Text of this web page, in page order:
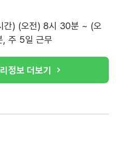
간) (오전) 8시 30분 ~ (오
주 5일 근무
정보 더보기